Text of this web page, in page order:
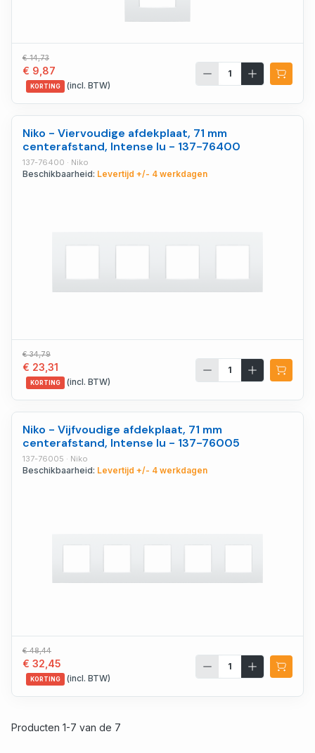
€ 14,73
€ 9,87
KORTING (incl. BTW)
Niko - Viervoudige afdekplaat, 71 mm
centerafstand, Intense lu - 137-76400
137-76400 · Niko
Beschikbaarheid: Levertijd +/- 4 werkdagen
€ 34,79
€ 23,31
KORTING (incl. BTW)
Niko - Vijfvoudige afdekplaat, 71 mm
centerafstand, Intense lu - 137-76005
137-76005 · Niko
Beschikbaarheid: Levertijd +/- 4 werkdagen
€ 48,44
€ 32,45
KORTING (incl. BTW)
Producten 1-7 van de 7